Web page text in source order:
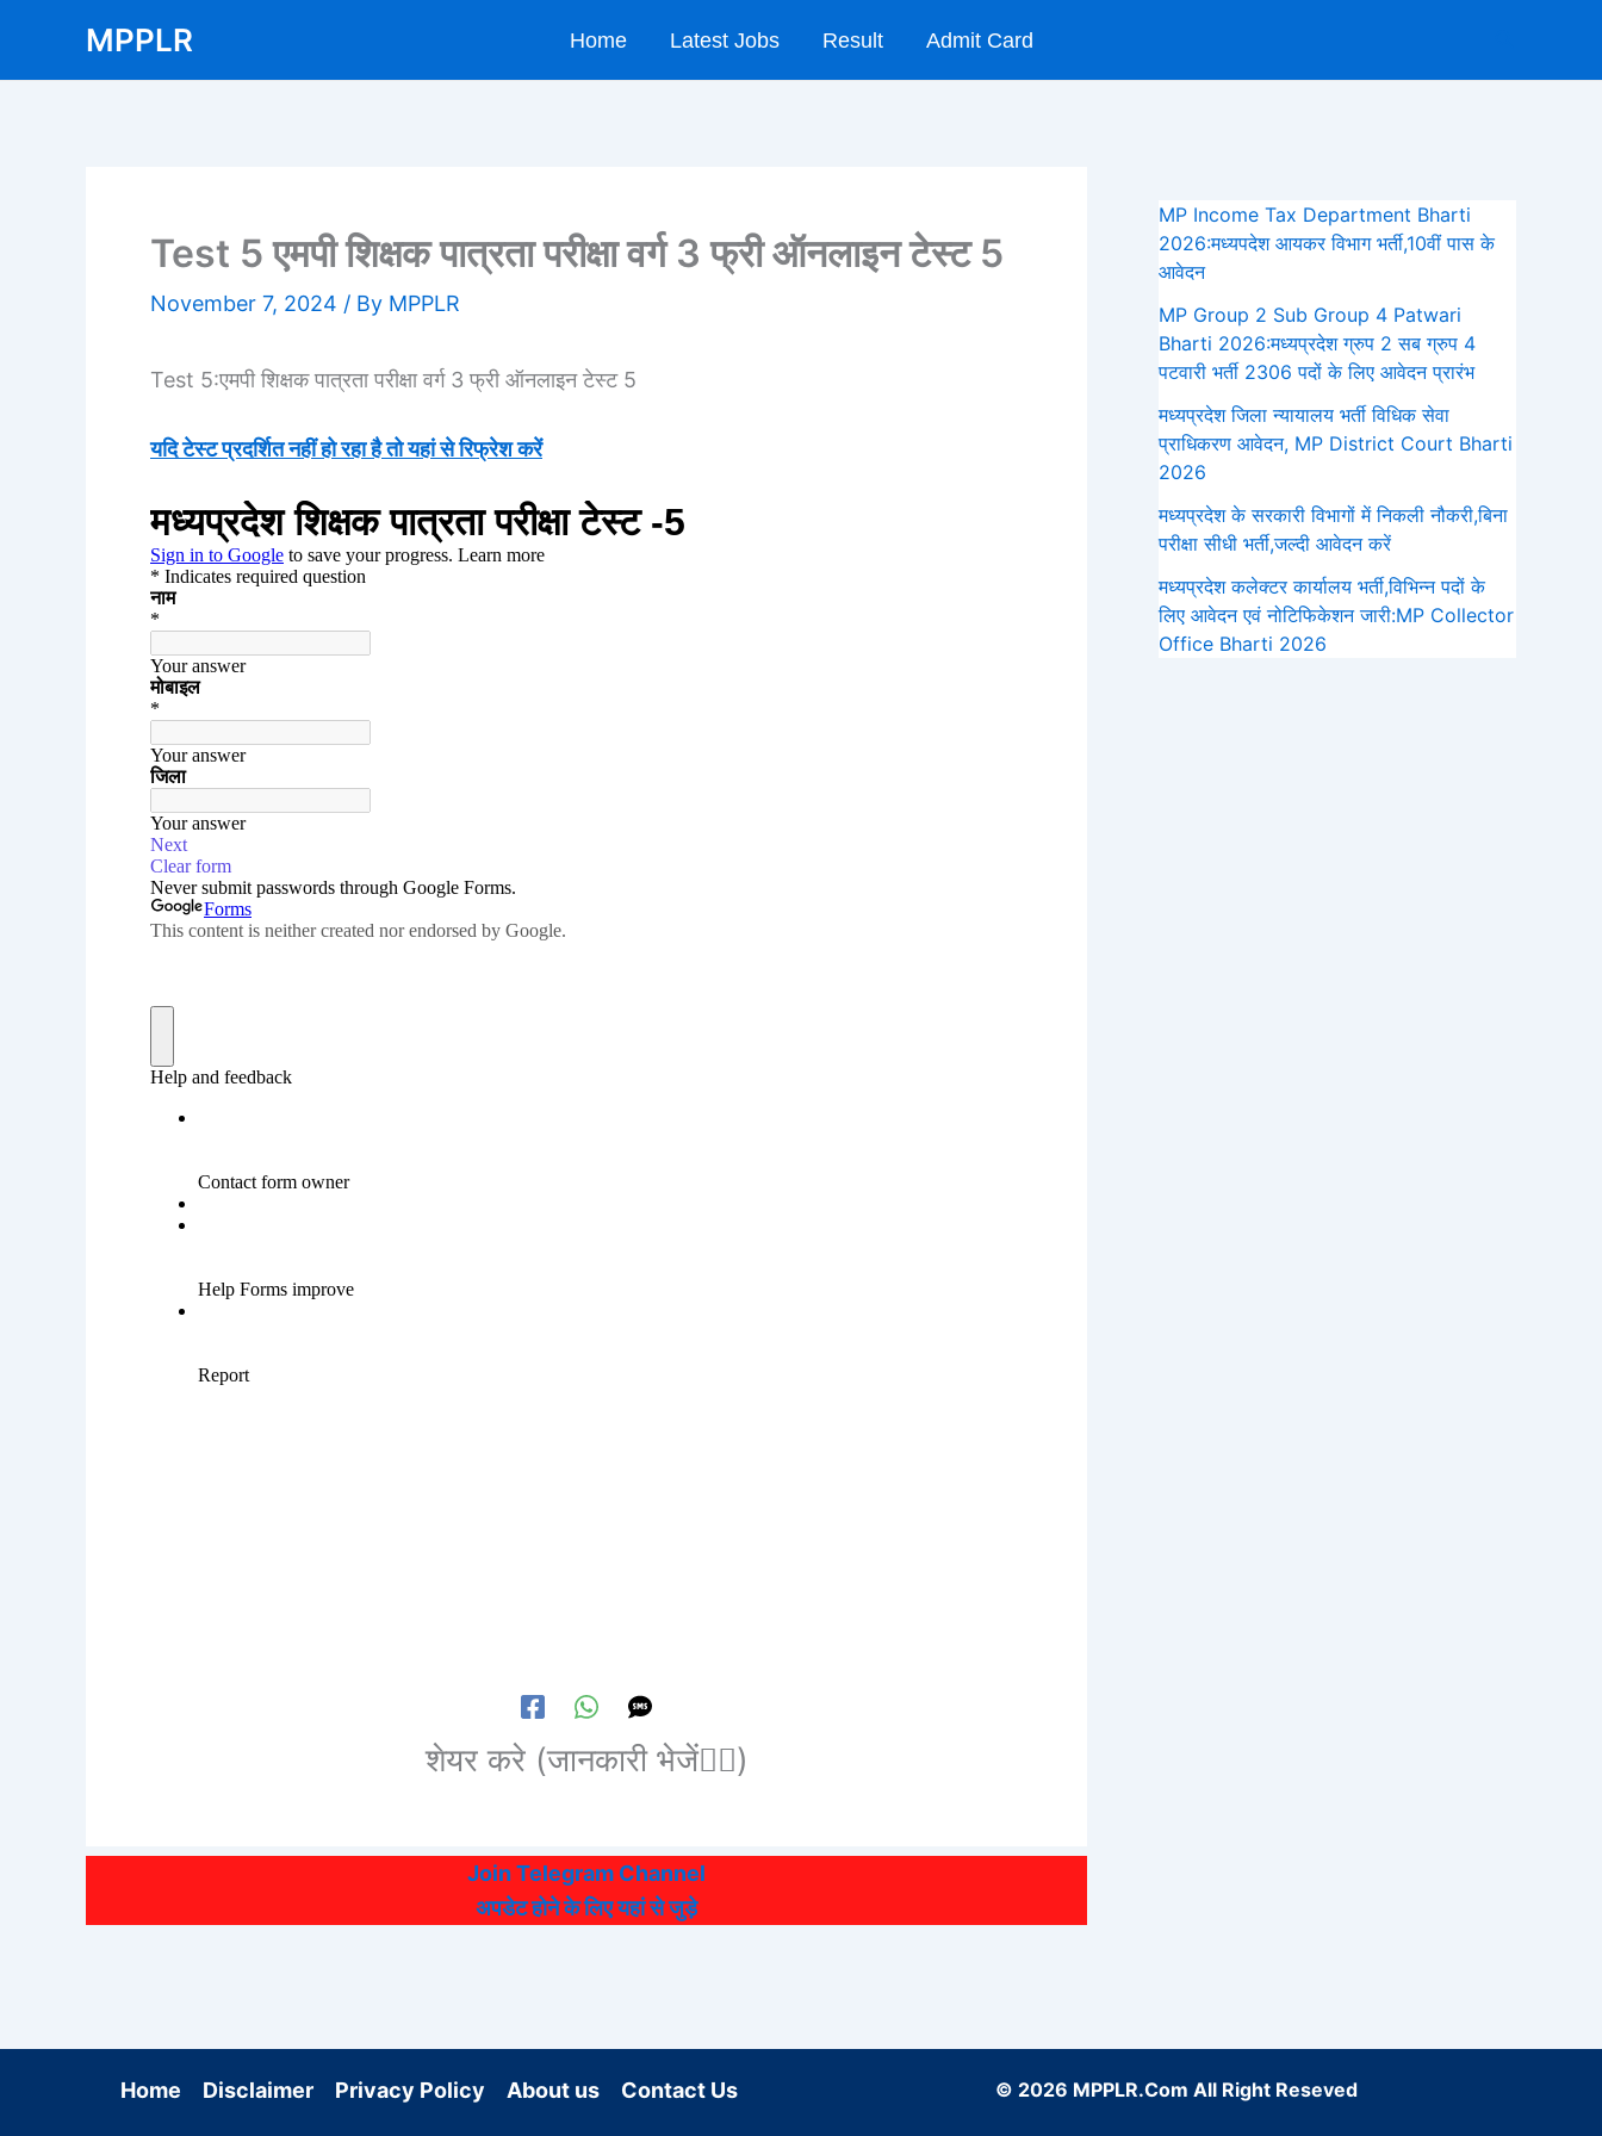
content
MPPLR Home Latest Jobs Result Admit Card
Test 5 एमपी शिक्षक पात्रता परीक्षा वर्ग 3 फ्री ऑनलाइन टेस्ट 5
November 7, 2024 / By MPPLR
Test 5:एमपी शिक्षक पात्रता परीक्षा वर्ग 3 फ्री ऑनलाइन टेस्ट 5
यदि टेस्ट प्रदर्शित नहीं हो रहा है तो यहां से रिफ्रेश करें
शेयर करे (जानकारी भेजें👆🏻)
Join Telegram Channel
अपडेट होने के लिए यहां से जुड़े
MP Income Tax Department Bharti
2026:मध्‍यपदेश आयकर विभाग भर्ती,10वीं पास के
आवेदन
MP Group 2 Sub Group 4 Patwari
Bharti 2026:मध्यप्रदेश ग्रुप 2 सब ग्रुप 4
पटवारी भर्ती 2306 पदों के लिए आवेदन प्रारंभ
मध्‍यप्रदेश जिला न्यायालय भर्ती विधिक सेवा
प्राधिकरण आवेदन, MP District Court Bharti
2026
मध्यप्रदेश के सरकारी विभागों में निकली नौकरी,बिना
परीक्षा सीधी भर्ती,जल्दी आवेदन करें
मध्यप्रदेश कलेक्टर कार्यालय भर्ती,विभिन्न पदों के
लिए आवेदन एवं नोटिफिकेशन जारी:MP Collector
Office Bharti 2026
Home Disclaimer Privacy Policy About us Contact Us © 2026 MPPLR.Com All Right Reseved